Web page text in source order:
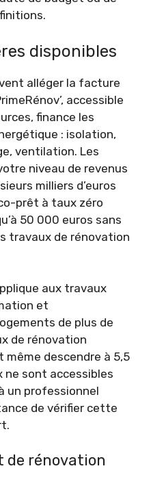
disponibles
alléger la facture
accessible
finance les
: isolation,
ventilation. Les
niveau de revenus
milliers d’euros
prêt à taux zéro
50 000 euros sans
travaux de rénovation
aux travaux
et
de plus de
de rénovation
descendre à 5,5
ne sont accessibles
un professionnel
de vérifier cette
de rénovation